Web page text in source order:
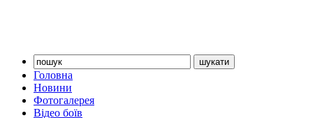
Головна
Новини
Фотогалерея
Відео боїв